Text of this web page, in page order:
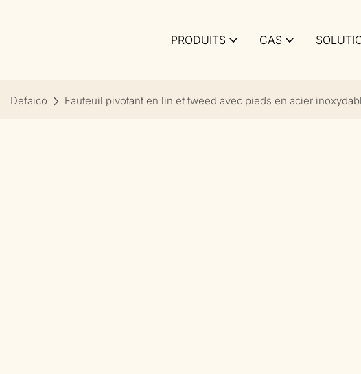
PRODUITS CAS
Defaico Fauteuil pivotant en lin et tweed avec pieds en acier